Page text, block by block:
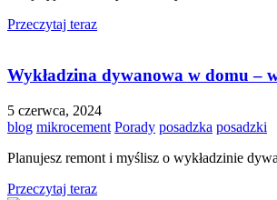
Przeczytaj teraz
Wykładzina dywanowa w domu –
5 czerwca, 2024
blog mikrocement Porady posadzka posadzki
Planujesz remont i myślisz o wykładzinie
Przeczytaj teraz